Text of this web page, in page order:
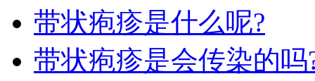
带状疱疹是什么呢?
带状疱疹是会传染的吗